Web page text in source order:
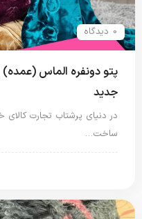
0 دیدگاه
پتو دونفره الماس
جدید
در دنیای پرشتاب تجارت
ساخت…